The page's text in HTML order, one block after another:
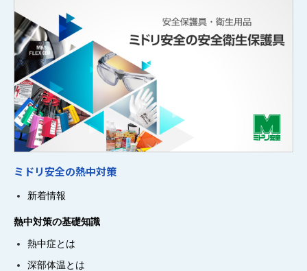
ミドリ安全の熱中対策
新着情報
熱中対策の基礎知識
熱中症とは
深部体温とは